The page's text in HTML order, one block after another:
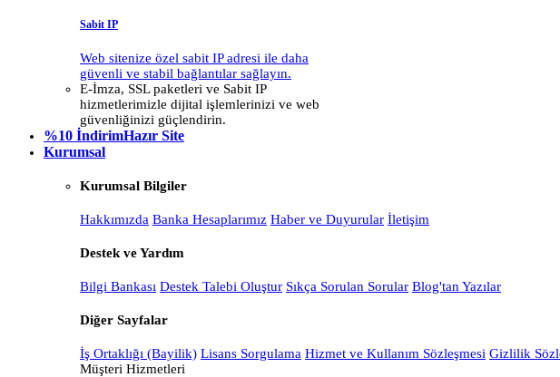
Sabit IP
Web sitenize özel sabit IP adresi ile daha
güvenli ve stabil bağlantılar sağlayın.
E-İmza, SSL paketleri ve Sabit IP
hizmetlerimizle dijital işlemlerinizi ve web
güvenliğinizi güçlendirin.
%10 İndirimHazır Site
Kurumsal
Kurumsal Bilgiler
Hakkımızda Banka Hesaplarımız Haber ve Duyurular İletişim
Destek ve Yardım
Bilgi Bankası Destek Talebi Oluştur Sıkça Sorulan Sorular Blog'tan Yazılar
Diğer Sayfalar
İş Ortaklığı (Bayilik) Lisans Sorgulama Hizmet ve Kullanım Sözleşmesi Gizlilik
Müşteri Hizmetleri